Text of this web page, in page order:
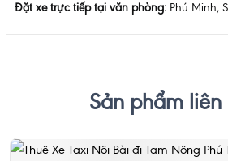
Đặt xe trực tiếp tại văn phòng: Phú Minh,
Sản phẩm